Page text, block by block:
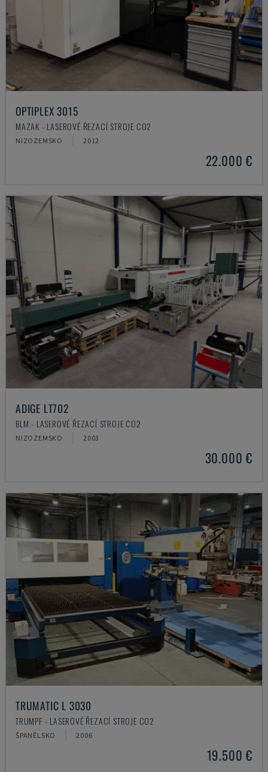
OPTIPLEX 3015
MAZAK - LASEROVÉ ŘEZACÍ STROJE CO2
NIZOZEMSKO 2012
22.000 €
ADIGE LT702
BLM - LASEROVÉ ŘEZACÍ STROJE CO2
NIZOZEMSKO 2003
30.000 €
TRUMATIC L 3030
TRUMPF - LASEROVÉ ŘEZACÍ STROJE CO2
ŠPANĚLSKO 2006
19.500 €